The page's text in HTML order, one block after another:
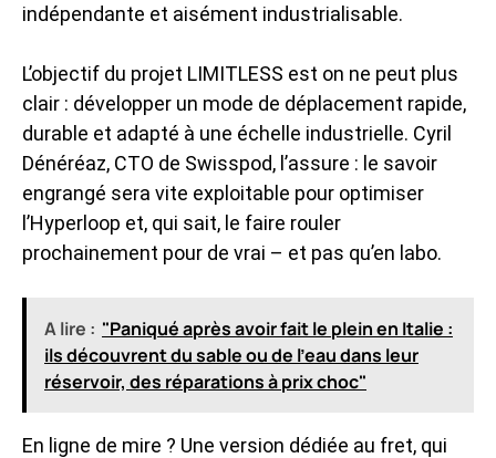
indépendante et aisément industrialisable.
L’objectif du projet LIMITLESS est on ne peut plus
clair : développer un mode de déplacement rapide,
durable et adapté à une échelle industrielle. Cyril
Dénéréaz, CTO de Swisspod, l’assure : le savoir
engrangé sera vite exploitable pour optimiser
l’Hyperloop et, qui sait, le faire rouler
prochainement pour de vrai – et pas qu’en labo.
A lire : "Paniqué après avoir fait le plein en Italie :
ils découvrent du sable ou de l’eau dans leur
réservoir, des réparations à prix choc"
En ligne de mire ? Une version dédiée au fret, qui